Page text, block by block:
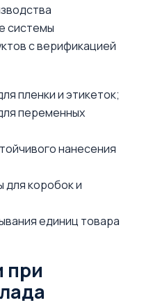
системы
с верификацией
пленки и этикеток;
переменных
нанесения
для коробок и
единиц товара
при